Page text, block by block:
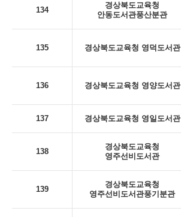
134
경상북도교육청
안동도서관풍산분관
135 경상북도교육청 영덕도서관
136 경상북도교육청 영양도서관
137 경상북도교육청 영일도서관
138
경상북도교육청
영주선비도서관
139
경상북도교육청
영주선비도서관풍기분관